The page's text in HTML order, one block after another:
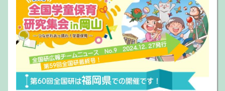
2024.11.15 全国研広報チームニュース No8を掲載
広報ニュースNo.8を発行しました。今号は現地会場で
の速報をイメージしたニュースとなっています。参加
者速報値は4728名！ 岡山会場でオンラインで参加者
の皆さんとお会いできるのを楽しみにしております!!
【ダウンロードへ】
2024.11.13 当日参加可能な分科会一覧